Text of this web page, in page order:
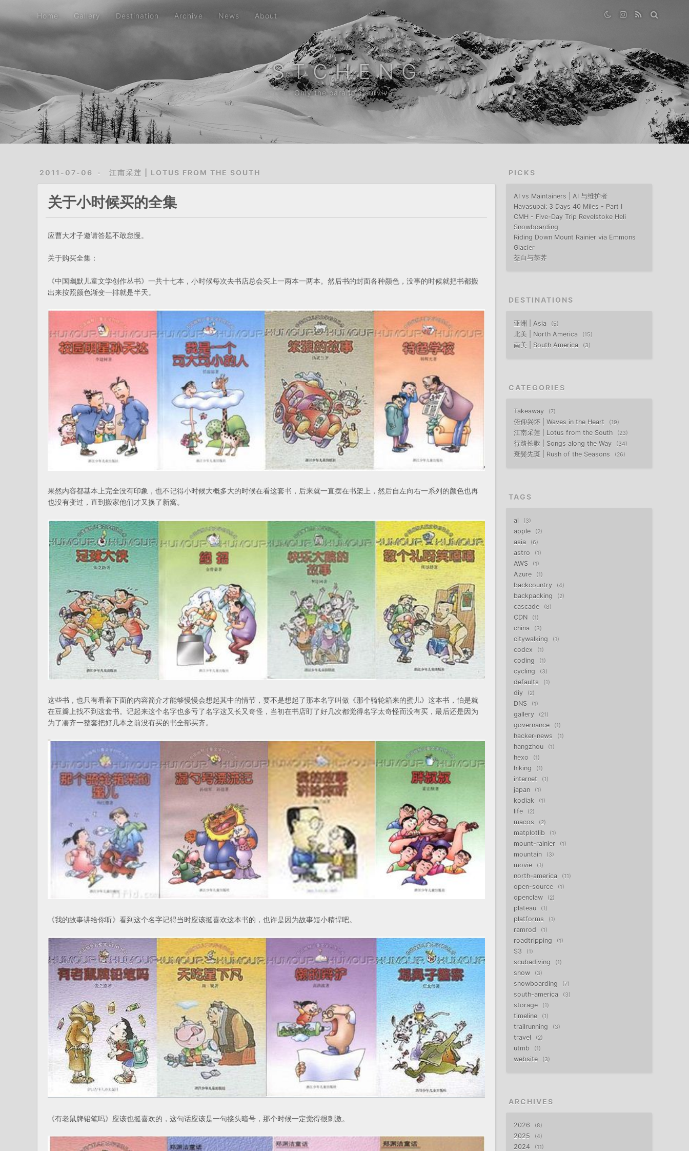
S T C H E N G
Only the paranoid survive.
Home Gallery Destination Archive News About
2011-07-06 江南采莲 | LOTUS FROM THE SOUTH
关于小时候买的全集
应曹大才子邀请答题不敢怠慢。
关于购买全集：
《中国幽默儿童文学创作丛书》一共十七本，小时候每次去书店总会买上一两本一两本。然后书的封面各种颜色，没事的时候就把书都搬
出来按照颜色渐变一排就是半天。
果然内容都基本上完全没有印象，也不记得小时候大概多大的时候在看这套书，后来就一直摆在书架上，然后自左向右一系列的颜色也再
也没有变过，直到搬家他们才又换了新窝。
这些书，也只有看着下面的内容简介才能够慢慢会想起其中的情节，要不是想起了那本名字叫做《那个骑轮箱来的蜜儿》这本书，怕是就
在豆瓣上找不到这套书。记起来这个名字也多亏了名字这又长又奇怪，当初在书店盯了好几次都觉得名字太奇怪而没有买，最后还是因为
为了凑齐一整套把好几本之前没有买的书全部买齐。
《我的故事讲给你听》看到这个名字记得当时应该挺喜欢这本书的，也许是因为故事短小精悍吧。
《有老鼠牌铅笔吗》应该也挺喜欢的，这句话应该是一句接头暗号，那个时候一定觉得很刺激。
PICKS
AI vs Maintainers | AI 与维护者
Havasupai: 3 Days 40 Miles - Part I
CMH - Five-Day Trip Revelstoke Heli
Snowboarding
Riding Down Mount Rainier via Emmons
Glacier
茭白与荸荠
DESTINATIONS
亚洲 | Asia 5
北美 | North America 15
南美 | South America 3
CATEGORIES
Takeaway 7
俯仰兴怀 | Waves in the Heart 19
江南采莲 | Lotus from the South 23
行路长歌 | Songs along the Way 34
衰鬓先斑 | Rush of the Seasons 26
TAGS
ai 3
apple 2
asia 6
astro 1
AWS 1
Azure 1
backcountry 4
backpacking 2
cascade 8
CDN 1
china 3
citywalking 1
codex 1
coding 1
cycling 3
defaults 1
diy 2
DNS 1
gallery 21
governance 1
hacker-news 1
hangzhou 1
hexo 1
hiking 1
internet 1
japan 1
kodiak 1
life 2
macos 2
matplotlib 1
mount-rainier 1
mountain 3
movie 1
north-america 11
open-source 1
openclaw 2
plateau 1
platforms 1
ramrod 1
roadtripping 1
S3 1
scubadiving 1
snow 3
snowboarding 7
south-america 3
storage 1
timeline 1
trailrunning 3
travel 2
utmb 1
website 3
ARCHIVES
2026 8
2025 4
2024 11